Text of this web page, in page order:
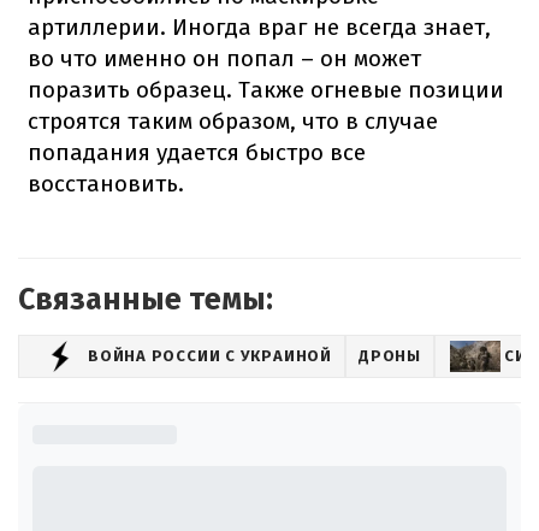
артиллерии. Иногда враг не всегда знает,
во что именно он попал – он может
поразить образец. Также огневые позиции
строятся таким образом, что в случае
попадания удается быстро все
восстановить.
Связанные темы:
ВОЙНА РОССИИ С УКРАИНОЙ ДРОНЫ